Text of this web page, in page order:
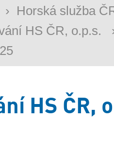
› Horská služba
HS ČR, o.p.s.
HS ČR,